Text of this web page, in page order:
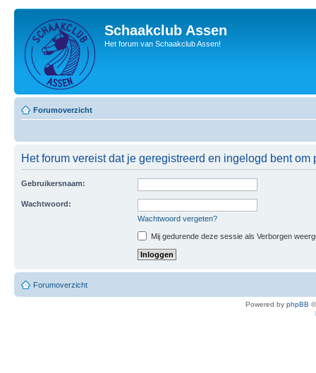
Schaakclub Assen
Het forum van Schaakclub Assen!
Forumoverzicht
Het forum vereist dat je geregistreerd en ingelogd bent om
Gebruikersnaam:
Wachtwoord:
Wachtwoord vergeten?
Mij gedurende deze sessie als Verborgen
Forumoverzicht
Powered by phpBB